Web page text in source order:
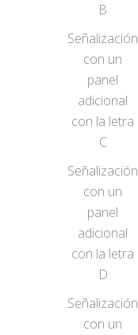
B
Señalización
con un
panel
adicional
con la letra
C
Señalización
con un
panel
adicional
con la letra
D
Señalización
con un